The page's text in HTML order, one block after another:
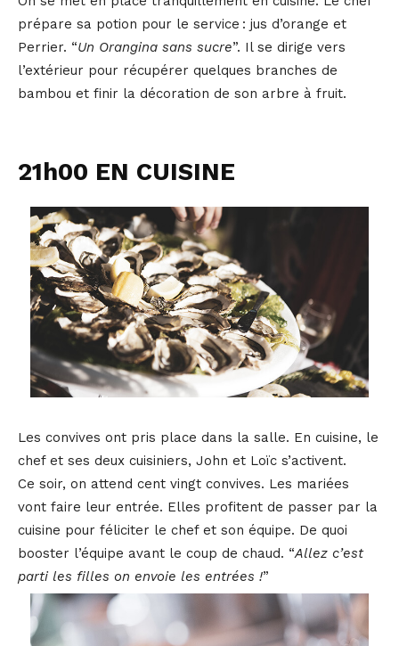
prépare sa potion pour le service : jus d’orange et
Perrier. “Un Orangina sans sucre”. Il se dirige vers
l’extérieur pour récupérer quelques branches de
bambou et finir la décoration de son arbre à fruit.
21h00 EN CUISINE
Les convives ont pris place dans la salle. En cuisine, le
chef et ses deux cuisiniers, John et Loïc s’activent.
Ce soir, on attend cent vingt convives. Les mariées
vont faire leur entrée. Elles profitent de passer par la
cuisine pour féliciter le chef et son équipe. De quoi
booster l’équipe avant le coup de chaud. “Allez c’est
parti les filles on envoie les entrées !”